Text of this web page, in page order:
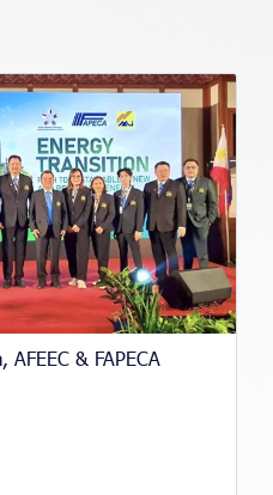
AFEEC & FAPECA